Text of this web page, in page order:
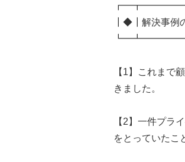
┃◆┃解決事例
【1】これまで
きました。
【2】一件プラ
をとっていたこ